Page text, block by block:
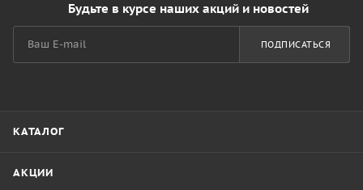
Будьте в курсе наших акций и новостей
ПОДПИСАТЬСЯ
КАТАЛОГ
АКЦИИ